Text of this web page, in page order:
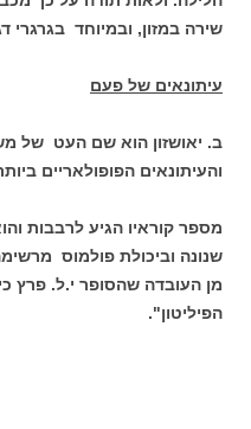
שירה במזון, ובמיוחד
עיתונאים של פעם
ב. יאושזון הוא שם העט של
והעיתונאים הפופולאריים
מספר קוראיו הגיע לרבבות
שנונה וביכולת פולמוס
מן העובדה שהסופר י.ל. פרץ
הפיליטון".